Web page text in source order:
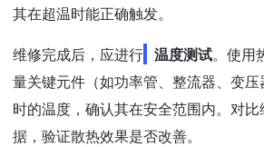
其在超温时能正确触发。
维修完成后，应进行 温度测试。使用
量关键元件（如功率管、整流器、变
时的温度，确认其在安全范围内。对
据，验证散热效果是否改善。